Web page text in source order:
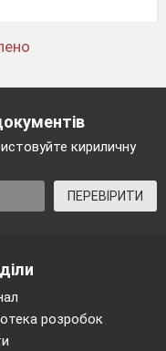
кириличну
ПЕРЕВІРИТИ
розробок